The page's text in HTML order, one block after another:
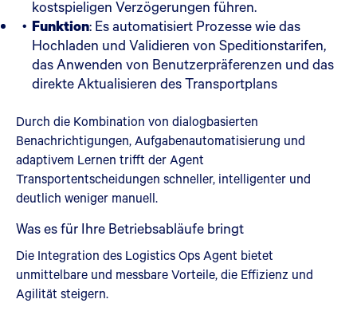
kostspieligen Verzögerungen führen.
Funktion: Es automatisiert Prozesse wie das
Hochladen und Validieren von Speditionstarifen,
das Anwenden von Benutzerpräferenzen und das
direkte Aktualisieren des Transportplans
Durch die Kombination von dialogbasierten
Benachrichtigungen, Aufgabenautomatisierung und
adaptivem Lernen trifft der Agent
Transportentscheidungen schneller, intelligenter und
deutlich weniger manuell.
Was es für Ihre Betriebsabläufe bringt
Die Integration des Logistics Ops Agent bietet
unmittelbare und messbare Vorteile, die Effizienz und
Agilität steigern.